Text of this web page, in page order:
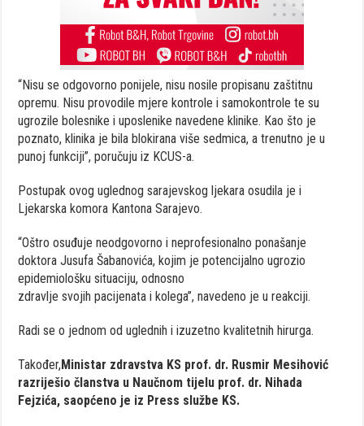
“Nisu se odgovorno ponijele, nisu nosile propisanu zaštitnu
opremu. Nisu provodile mjere kontrole i samokontrole te su
ugrozile bolesnike i uposlenike navedene klinike. Kao što je
poznato, klinika je bila blokirana više sedmica, a trenutno je u
punoj funkciji”, poručuju iz KCUS-a.
Postupak ovog uglednog sarajevskog ljekara osudila je i
Ljekarska komora Kantona Sarajevo.
“Oštro osuđuje neodgovorno i neprofesionalno ponašanje
doktora Jusufa Šabanovića, kojim je potencijalno ugrozio
epidemiološku situaciju, odnosno
zdravlje svojih pacijenata i kolega”, navedeno je u reakciji.
Radi se o jednom od uglednih i izuzetno kvalitetnih hirurga.
Također, Ministar zdravstva KS prof. dr. Rusmir Mesihović
razriješio članstva u Naučnom tijelu prof. dr. Nihada
Fejzića, saopćeno je iz Press službe KS.